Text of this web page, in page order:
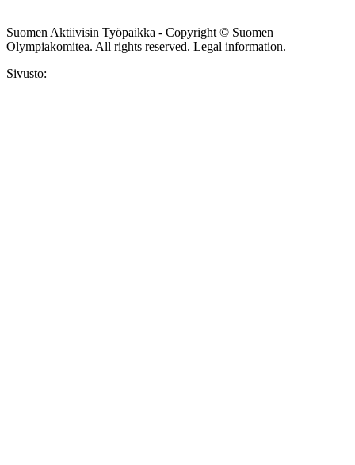
Suomen Aktiivisin Työpaikka - Copyright © Suomen
Olympiakomitea. All rights reserved. Legal information.
Sivusto: